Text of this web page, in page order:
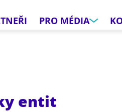
PRO MÉDIA
entit